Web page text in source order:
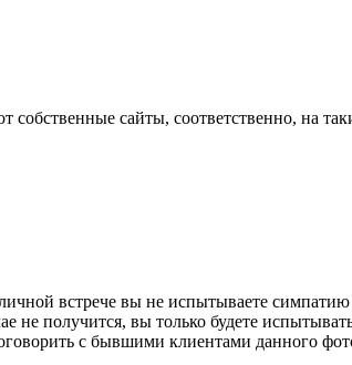
собственные сайты, соответственно, на
встрече вы не испытываете
не получится, вы только будете
с бывшими клиентами данного